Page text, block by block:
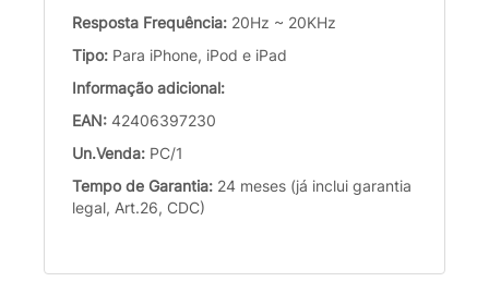
Resposta Frequência: 20Hz ~ 20KHz
Tipo: Para iPhone, iPod e iPad
Informação adicional:
EAN: 42406397230
Un.Venda: PC/1
Tempo de Garantia: 24 meses (já inclui garantia
legal, Art.26, CDC)